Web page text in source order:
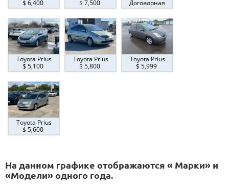
$ 6,400
$ 7,500
Договорная
Toyota Prius
$ 5,100
Toyota Prius
$ 5,800
Toyota Prius
$ 5,999
Toyota Prius
$ 5,600
На данном графике отображаются « Марки» и
«Модели» одного года.